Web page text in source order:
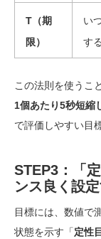
T（期
限）
い
す
この法則を使うこ
1個あたり5秒短縮
で評価しやすい目
STEP3：「
ンス良く設
目標には、数値で
状態を示す「定性